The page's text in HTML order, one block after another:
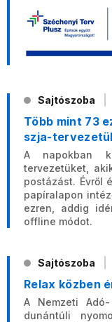
Sajtószoba
Több mint 73
szja-
A napokban
tervezetüket,
postázást. Évről
papíralapon
ezren, addig
offline módot.
Sajtószoba
Relax közben
A Nemzeti
dunántúli